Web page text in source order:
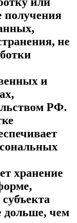
получения
не
и
РФ.
хранение
дольше, чем